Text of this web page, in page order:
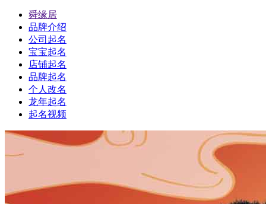
舜缘居
品牌介绍
公司起名
宝宝起名
店铺起名
品牌起名
个人改名
龙年起名
起名视频